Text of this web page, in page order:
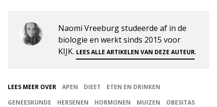
Naomi Vreeburg studeerde af in de
biologie en werkt sinds 2015 voor
KIJK. LEES ALLE ARTIKELEN VAN DEZE AUTEUR.
LEES MEER OVER APEN DIEET
ETEN EN DRINKEN
GENEESKUNDE
HERSENEN HORMONEN MUIZEN
OBESITAS